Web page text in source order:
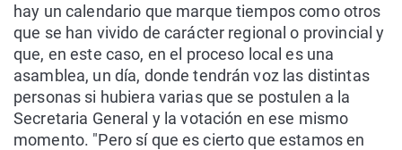
hay un calendario que marque tiempos como otros
que se han vivido de carácter regional o provincial y
que, en este caso, en el proceso local es una
asamblea, un día, donde tendrán voz las distintas
personas si hubiera varias que se postulen a la
Secretaria General y la votación en ese mismo
momento. "Pero sí que es cierto que estamos en